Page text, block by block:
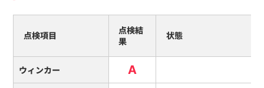
点検項目
点検結
果
状態
ウィンカー A